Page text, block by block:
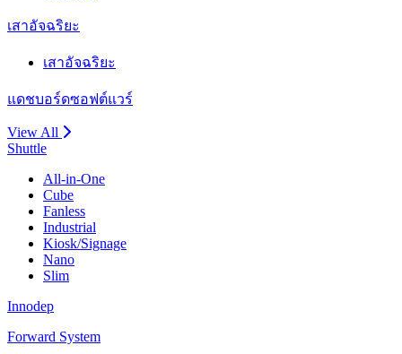
เสาอัจฉริยะ
เสาอัจฉริยะ
แดชบอร์ดซอฟต์แวร์
View All
Shuttle
All-in-One
Cube
Fanless
Industrial
Kiosk/Signage
Nano
Slim
Innodep
Forward System